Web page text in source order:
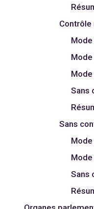
Contrôle
Sans
Sans
Sans